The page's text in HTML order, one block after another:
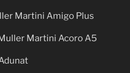
Martini Amigo Plus
Martini Acoro A5